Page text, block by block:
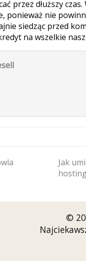
przez dłuższy
ponieważ nie
siedząc przed
na wszelkie
Jak
©